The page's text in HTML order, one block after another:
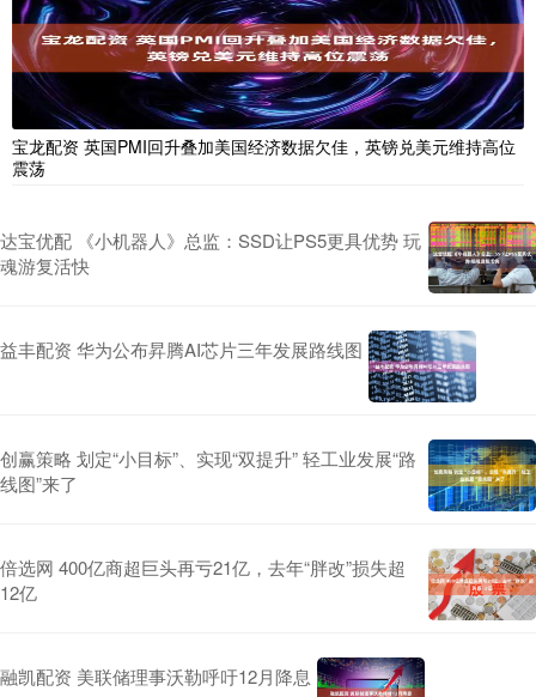
宝龙配资 英国PMI回升叠加美国经济数据欠佳，英镑兑美元维持高位
震荡
达宝优配 《小机器人》总监：SSD让PS5更具优势 玩
魂游复活快
益丰配资 华为公布昇腾AI芯片三年发展路线图
创赢策略 划定“小目标”、实现“双提升” 轻工业发展“路
线图”来了
倍选网 400亿商超巨头再亏21亿，去年“胖改”损失超
12亿
融凯配资 美联储理事沃勒呼吁12月降息